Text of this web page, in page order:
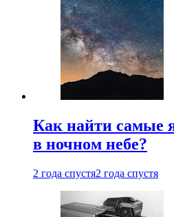
Как найти самые
в ночном небе?
2 года спустя2 года спустя